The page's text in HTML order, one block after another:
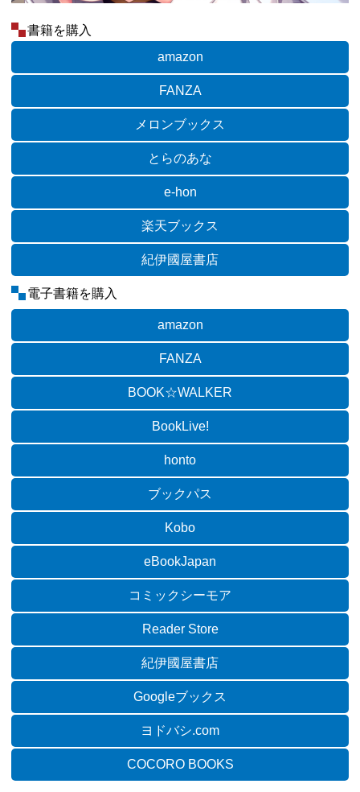
書籍を購入
amazon
FANZA
メロンブックス
とらのあな
e-hon
楽天ブックス
紀伊國屋書店
電子書籍を購入
amazon
FANZA
BOOK☆WALKER
BookLive!
honto
ブックパス
Kobo
eBookJapan
コミックシーモア
Reader Store
紀伊國屋書店
Googleブックス
ヨドバシ.com
COCORO BOOKS